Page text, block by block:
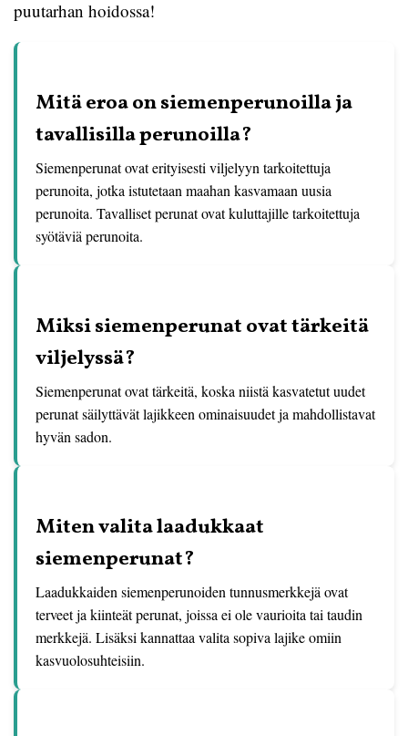
puutarhan hoidossa!
Mitä eroa on siemenperunoilla ja
tavallisilla perunoilla?
Siemenperunat ovat erityisesti viljelyyn tarkoitettuja
perunoita, jotka istutetaan maahan kasvamaan uusia
perunoita. Tavalliset perunat ovat kuluttajille tarkoitettuja
syötäviä perunoita.
Miksi siemenperunat ovat tärkeitä
viljelyssä?
Siemenperunat ovat tärkeitä, koska niistä kasvatetut uudet
perunat säilyttävät lajikkeen ominaisuudet ja mahdollistavat
hyvän sadon.
Miten valita laadukkaat
siemenperunat?
Laadukkaiden siemenperunoiden tunnusmerkkejä ovat
terveet ja kiinteät perunat, joissa ei ole vaurioita tai taudin
merkkejä. Lisäksi kannattaa valita sopiva lajike omiin
kasvuolosuhteisiin.